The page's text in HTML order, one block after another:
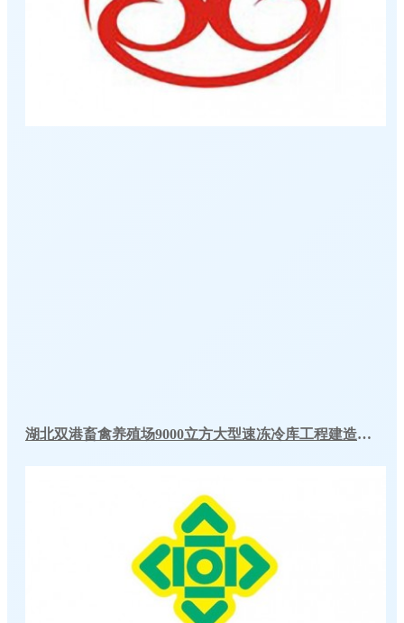
湖北双港畜禽养殖场9000立方大型速冻冷库工程建造方案